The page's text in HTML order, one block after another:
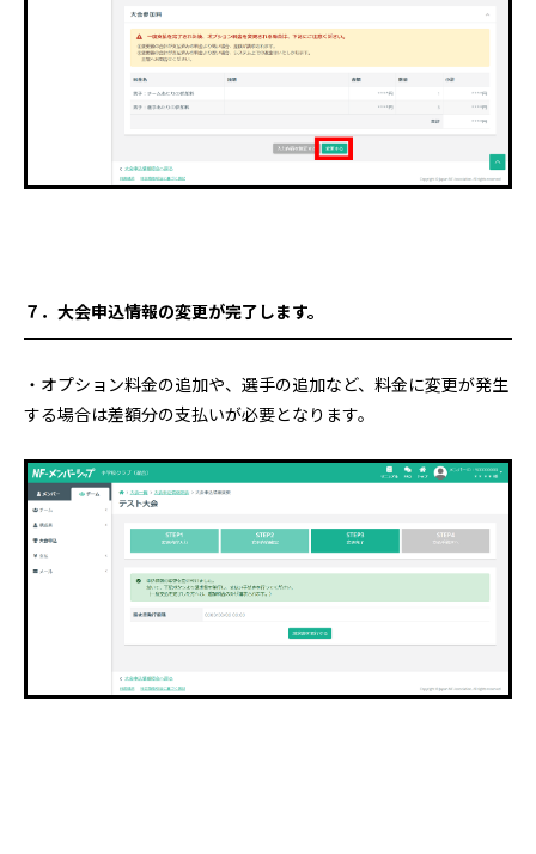
７．大会申込情報の変更が完了します。
・オプション料金の追加や、選手の追加など、料金に変更が発生
する場合は差額分の支払いが必要となります。